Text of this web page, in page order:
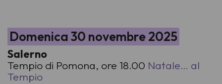
Domenica 30 novembre 2025
Salerno
Tempio di Pomona, ore 18.00 Natale… al
Tempio